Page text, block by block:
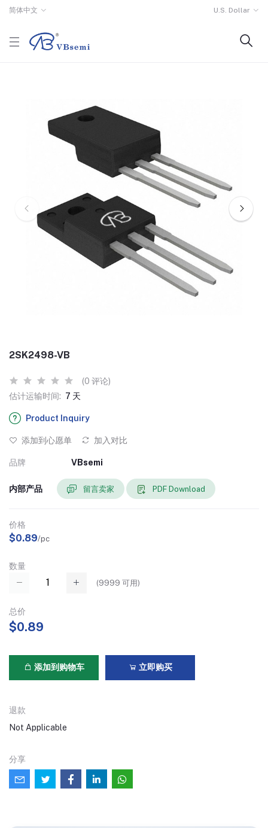
简体中文 U.S. Dollar
2SK2498-VB
(0 评论)
估计运输时间: 7 天
Product Inquiry
添加到心愿单 加入对比
品牌 VBsemi
内部产品 留言卖家 PDF Download
价格
$0.89/pc
数量
(9999 可用)
总价
$0.89
添加到购物车 立即购买
退款
Not Applicable
分享